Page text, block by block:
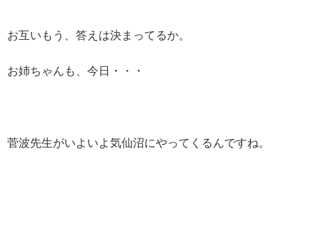
お互いもう、答えは決まってるか。
お姉ちゃんも、今日・・・
菅波先生がいよいよ気仙沼にやってくるんですね。